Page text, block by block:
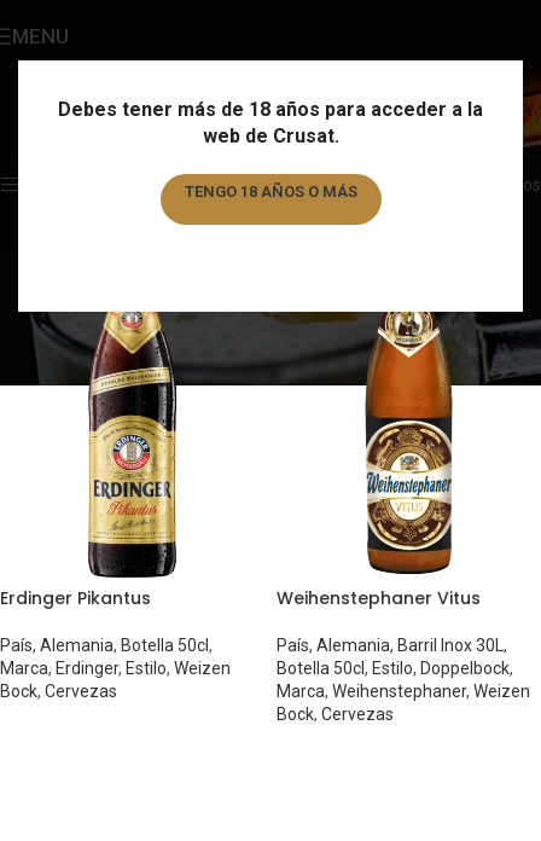
Debes tener más de 18 años para acceder a la
web de Crusat.
TENGO 18 AÑOS O MÁS
MENU Weizen Bock
Showing all 2 results
Filtros
Erdinger Pikantus
País, Alemania, Botella 50cl,
Marca, Erdinger, Estilo, Weizen
Bock, Cervezas
Weihenstephaner Vitus
País, Alemania, Barril Inox 30L ,
Botella 50cl, Estilo, Doppelbock,
Marca, Weihenstephaner, Weizen
Bock, Cervezas